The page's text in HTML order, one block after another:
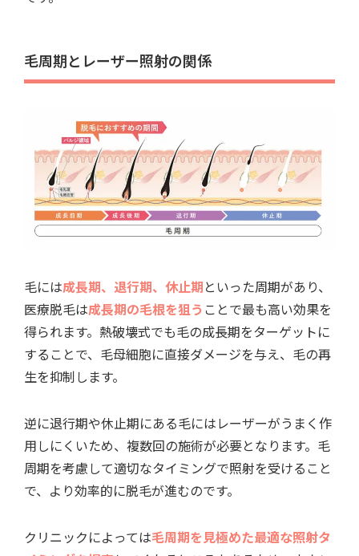
毛周期とレーザー照射の関係
毛には成長期、退行期、休止期といった周期があり、
医療脱毛は成長期の毛根を狙う ことで最も高い効果を
得られます。熱破壊式でも毛の成長期をターゲットに
することで、毛母細胞に直接ダメージを与え、毛の再
生を抑制します。
逆に退行期や休止期にある毛にはレーザーがうまく作
用しにくいため、複数回の施術が必要となります。毛
周期を考慮して適切なタイミングで照射を受けること
で、より効率的に脱毛が進むのです。
クリニックによっては毛周期を見極めた最適な照射タ